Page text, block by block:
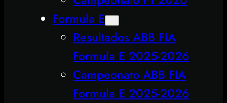
Formula E
Resultados ABB FIA
Formula E 2025-2026
Campeonato ABB FIA
Formula E 2025-2026